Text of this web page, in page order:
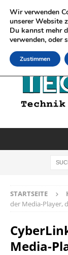
STARTSEITE
der Media-Player,
Media-
Wir verwenden
unserer Website
Du kannst mehr
verwenden, oder
Zustimmen